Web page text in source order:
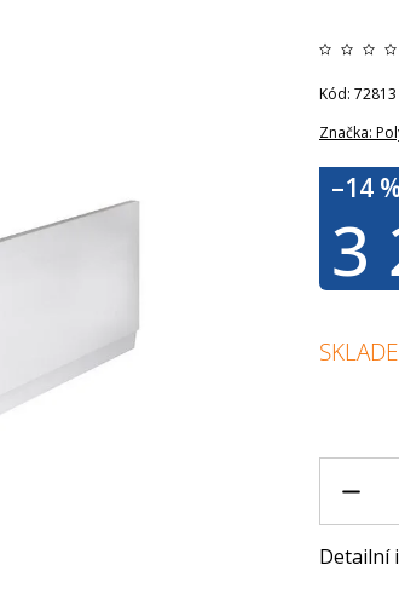
Značka:
–14
3
Kód: 72813
Detailní